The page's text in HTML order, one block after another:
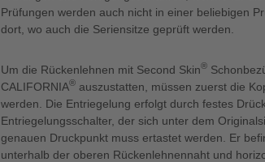
Prüfungen werden auch nicht in einer beliebigen
dort, wo auch die Seriensitze geprüft werden.
Um die Rückenlehnen mit Second Skin®
CALIFORNIA® auszustatten, müssen zuerst die
werden. Die Entriegelung erfolgt durch festes
Entriegelungsschalter, der sich unter dem
genauen Druckpunkt muss ertastet werden. Er
unterhalb der oberen Rückenlehnennaht und